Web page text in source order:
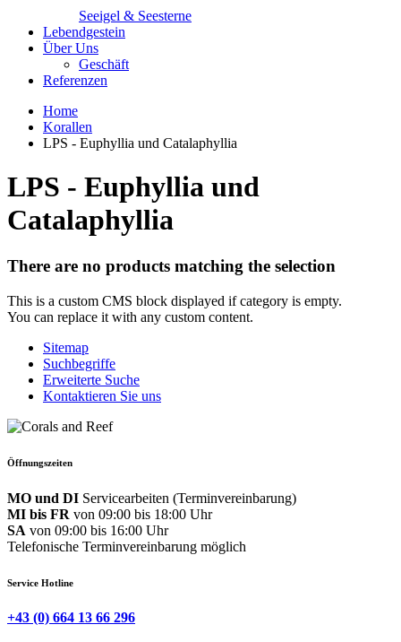
Seeigel & Seesterne
Lebendgestein
Über Uns
Geschäft
Referenzen
Home
Korallen
LPS - Euphyllia und Catalaphyllia
LPS - Euphyllia und
Catalaphyllia
There are no products matching the selection
This is a custom CMS block displayed if category is empty.
You can replace it with any custom content.
Sitemap
Suchbegriffe
Erweiterte Suche
Kontaktieren Sie uns
Öffnungszeiten
MO und DI Servicearbeiten (Terminvereinbarung)
MI bis FR von 09:00 bis 18:00 Uhr
SA von 09:00 bis 16:00 Uhr
Telefonische Terminvereinbarung möglich
Service Hotline
+43 (0) 664 13 66 296